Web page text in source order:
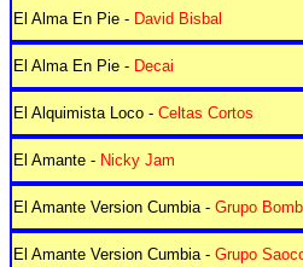
El Alma En Pie - David Bisbal
El Alma En Pie - Decai
El Alquimista Loco - Celtas Cortos
El Amante - Nicky Jam
El Amante Version Cumbia - Grupo
El Amante Version Cumbia - Grupo